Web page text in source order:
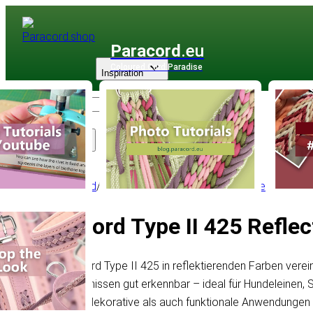
Paracord .eu
Coloured Cord Paradise
Sortiment
Inspiration
Paracord/ Paracord Type II/425 Reflectable
Paracord Type II 425
Das Paracord Type II 425 in reflektierenden Farben
Lichtverhältnissen gut erkennbar – ideal für
sowohl für dekorative als auch funktionale